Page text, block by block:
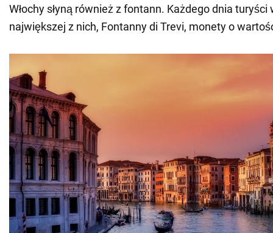
Włochy słyną również z fontann. Każdego dnia turyści
największej z nich, Fontanny di Trevi, monety o